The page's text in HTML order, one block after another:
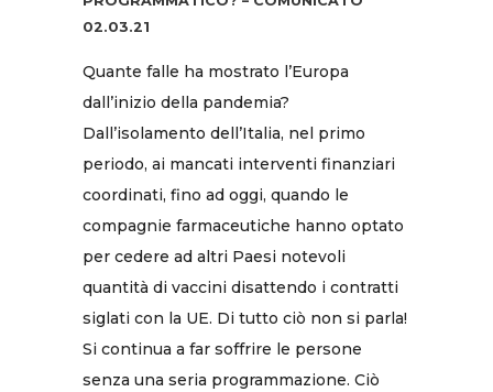
02.03.21
Quante falle ha mostrato l’Europa
dall’inizio della pandemia?
Dall’isolamento dell’Italia, nel primo
periodo, ai mancati interventi finanziari
coordinati, fino ad oggi, quando le
compagnie farmaceutiche hanno optato
per cedere ad altri Paesi notevoli
quantità di vaccini disattendo i contratti
siglati con la UE. Di tutto ciò non si parla!
Si continua a far soffrire le persone
senza una seria programmazione. Ciò